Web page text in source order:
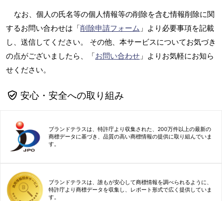
なお、個人の氏名等の個人情報等の削除を含む情報削除に関
するお問い合わせは「削除申請フォーム 」より必要事項を記載
し、送信してください。 その他、本サービスについてお気づき
の点がございましたら、「お問い合わせ 」よりお気軽にお知ら
せください。
安心・安全への取り組み
ブランドテラスは、特許庁より収集された、200万件以上の最新の
商標データに基づき、品質の高い商標情報の提供に取り組んでいま
す。
ブランドテラスは、誰もが安心して商標情報を調べられるように、
特許庁より商標データを収集し、レポート形式で広く提供していま
す。